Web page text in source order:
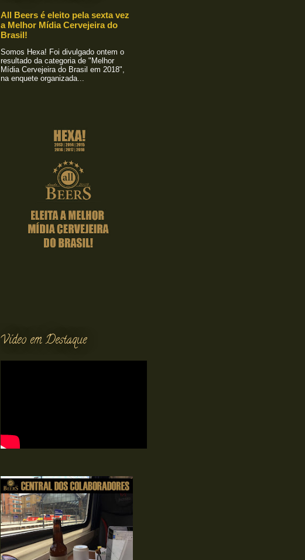
All Beers é eleito pela sexta vez
a Melhor Mídia Cervejeira do
Brasil!
Somos Hexa! Foi divulgado ontem o
resultado da categoria de "Melhor
Mídia Cervejeira do Brasil em 2018",
na enquete organizada...
Vídeo em Destaque